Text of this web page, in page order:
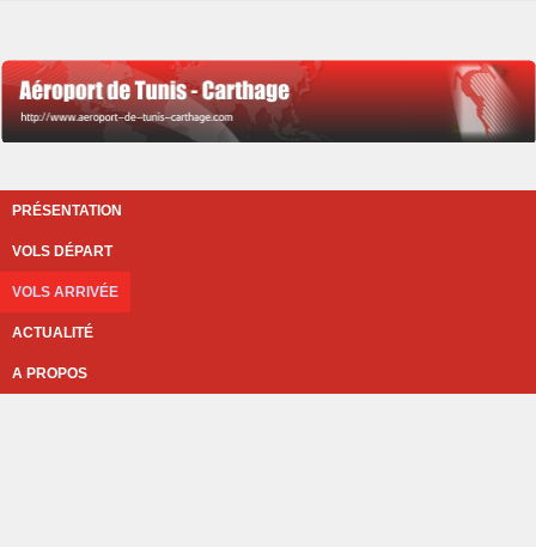
PRÉSENTATION
VOLS DÉPART
VOLS ARRIVÉE
ACTUALITÉ
A PROPOS